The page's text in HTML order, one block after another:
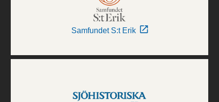
Samfundet S:t Erik